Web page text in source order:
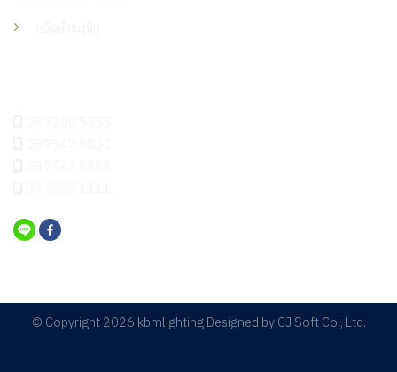
© Copyright 2026 kbmlighting Designed by CJ Soft Co., Ltd.